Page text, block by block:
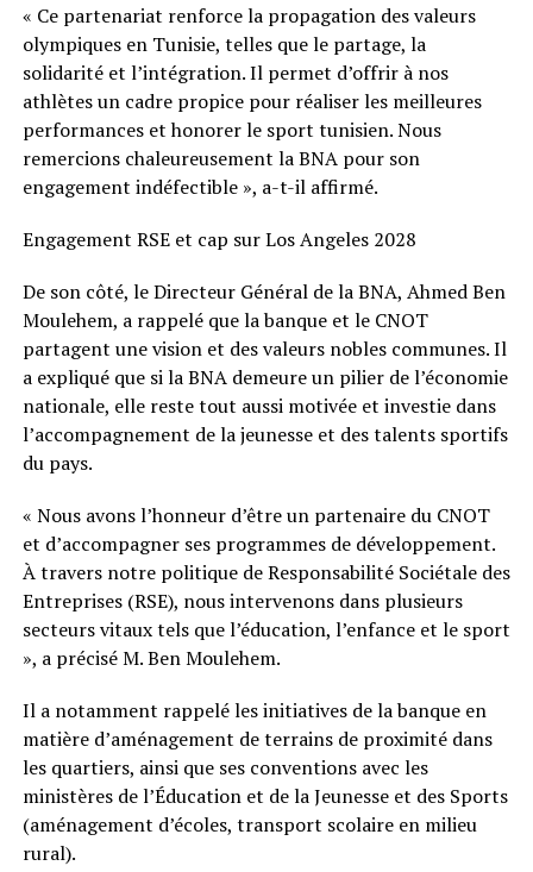
« Ce partenariat renforce la propagation des valeurs
olympiques en Tunisie, telles que le partage, la
solidarité et l’intégration. Il permet d’offrir à nos
athlètes un cadre propice pour réaliser les meilleures
performances et honorer le sport tunisien. Nous
remercions chaleureusement la BNA pour son
engagement indéfectible », a-t-il affirmé.
Engagement RSE et cap sur Los Angeles 2028
De son côté, le Directeur Général de la BNA, Ahmed Ben
Moulehem, a rappelé que la banque et le CNOT
partagent une vision et des valeurs nobles communes. Il
a expliqué que si la BNA demeure un pilier de l’économie
nationale, elle reste tout aussi motivée et investie dans
l’accompagnement de la jeunesse et des talents sportifs
du pays.
« Nous avons l’honneur d’être un partenaire du CNOT
et d’accompagner ses programmes de développement.
À travers notre politique de Responsabilité Sociétale des
Entreprises (RSE), nous intervenons dans plusieurs
secteurs vitaux tels que l’éducation, l’enfance et le sport
», a précisé M. Ben Moulehem.
Il a notamment rappelé les initiatives de la banque en
matière d’aménagement de terrains de proximité dans
les quartiers, ainsi que ses conventions avec les
ministères de l’Éducation et de la Jeunesse et des Sports
(aménagement d’écoles, transport scolaire en milieu
rural).